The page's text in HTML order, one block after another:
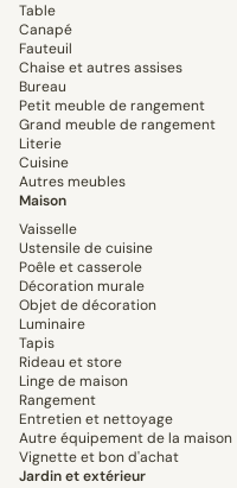
Table
Canapé
Fauteuil
Chaise et autres assises
Bureau
Petit meuble de rangement
Grand meuble de rangement
Literie
Cuisine
Autres meubles
Maison
Vaisselle
Ustensile de cuisine
Poêle et casserole
Décoration murale
Objet de décoration
Luminaire
Tapis
Rideau et store
Linge de maison
Rangement
Entretien et nettoyage
Autre équipement de la maison
Vignette et bon d'achat
Jardin et extérieur